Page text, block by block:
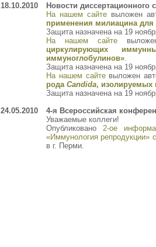
18.10.2010
Новости диссертационного
На нашем сайте выложен
применения милиацина для
Защита назначена на 19
На нашем сайте
циркулирующих
иммуноглобулинов»
Защита назначена на 19
На нашем сайтевыложен
рода Candida, изолируемых
Защита назначена на 19
24.05.2010
4-я Всероссийская
Уважаемые коллеги!
Опубликовано 2-ое
«Иммунология
в г. Перми.